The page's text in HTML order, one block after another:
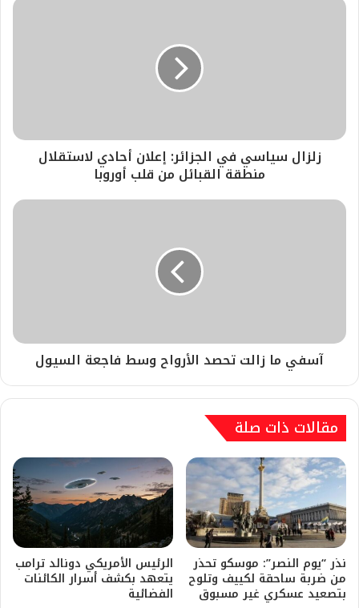
زلزال سياسي في الجزائر: إعلان أحادي لاستقلال
منطقة القبائل من قلب أوروبا
آسفي ما زالت تحصد الأرواح وسط فاجعة السيول
مقالات ذات صلة
نذر “يوم النصر”: موسكو تحذر
من ضربة ساحقة لكييف وتلوح
بتصعيد عسكري غير مسبوق
الرئيس الأمريكي دونالد ترامب
يتعهد بكشف أسرار الكائنات
الفضائية